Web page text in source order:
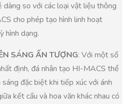
dàng so với các loại vật liệu thông
cho phép tạo hình linh hoạt
hình dạng.
SÁNG ẤN TƯỢNG: Với một số
định, đá nhân tạo HI-MACS thể
đặc biệt khi tiếp xúc với ánh
kết cấu và hoa văn khác nhau có